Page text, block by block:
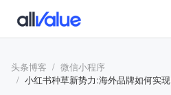
头条博客
微信小程序
小红书种草新势力:海外品牌如何实